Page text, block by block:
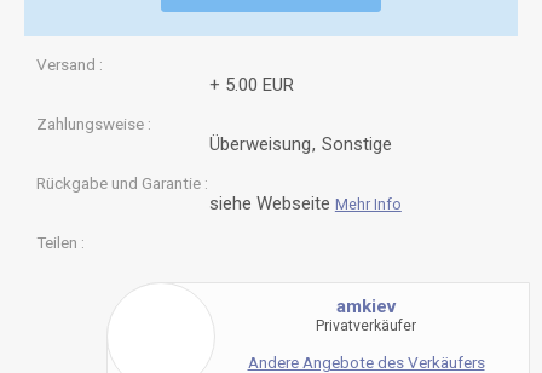
Versand
+ 5.00 EUR
Zahlungsweise
Überweisung Sonstige
Rückgabe und Garantie
siehe Webseite Mehr Info
Teilen
amkiev
Privatverkäufer
Andere Angebote des Verkäufers